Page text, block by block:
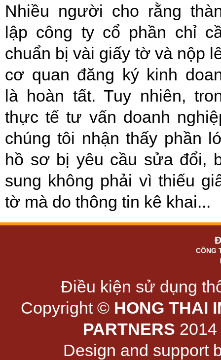
Nhiều người cho rằng
lập công ty cổ phần chỉ
chuẩn bị vài giấy tờ và nộp
cơ quan đăng ký kinh
là hoàn tất. Tuy nhiên,
thực tế tư vấn doanh
chúng tôi nhận thấy phần
hồ sơ bị yêu cầu sửa đổi,
sung không phải vì thiếu
tờ mà do thông tin kê khai...
CÔNG
Điều kiện sử dụng
Copyright © HONG THAI
PARTNERS
Design and support